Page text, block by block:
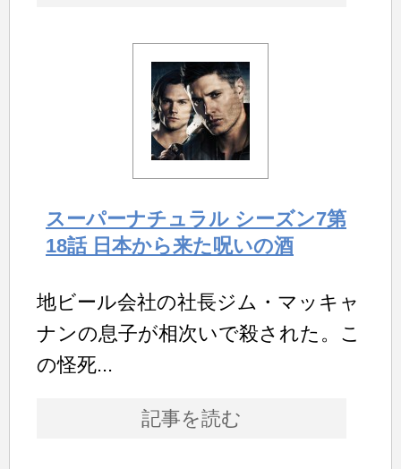
スーパーナチュラル シーズン7第
18話 日本から来た呪いの酒
地ビール会社の社長ジム・マッキャ
ナンの息子が相次いで殺された。こ
の怪死...
記事を読む